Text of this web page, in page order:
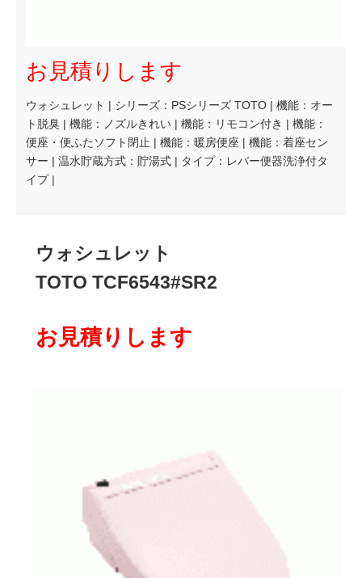
お見積りします
ウォシュレット | シリーズ：PSシリーズ TOTO | 機能：オー
ト脱臭 | 機能：ノズルきれい | 機能：リモコン付き | 機能：
便座・便ふたソフト閉止 | 機能：暖房便座 | 機能：着座セン
サー | 温水貯蔵方式：貯湯式 | タイプ：レバー便器洗浄付タ
イプ |
ウォシュレット
TOTO TCF6543#SR2
お見積りします